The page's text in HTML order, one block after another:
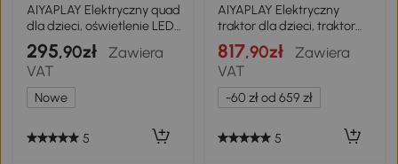
AIYAPLAY Elektryczny quad
dla dzieci, oświetlenie LED,
klakson, szerokie opony,
wygodne siedzisko,
antypoślizgowe uchwyty,
różowy
295,90zł
Zawiera
VAT
Nowe
5
AIYAPLAY Elektryczny
traktor dla dzieci, traktor
na siedzenie z pilotem,
miękki start, dla dzieci w
wieku 3-8 lat, Czerwony
817,90zł
Zawiera
VAT
-60 zł od 659 zł
5